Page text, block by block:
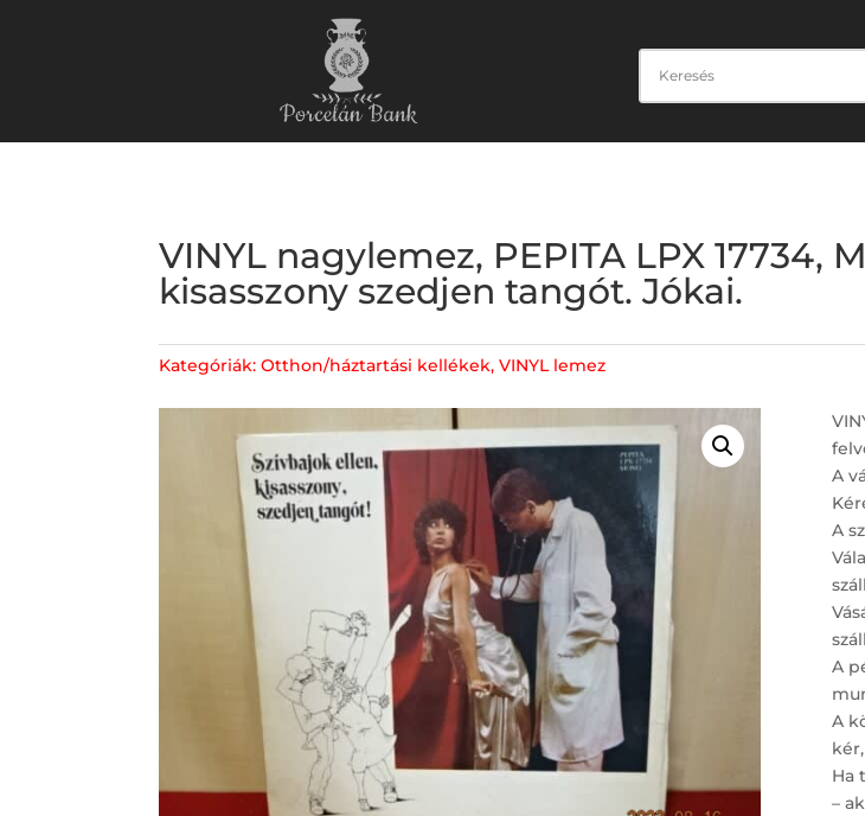
VINYL nagylemez, PEPITA LPX 17734,
kisasszony szedjen tangót. Jókai.
Kategóriák:Otthon/háztartási kellékek,VINYL lemez
A
A
A
A
Ha
–